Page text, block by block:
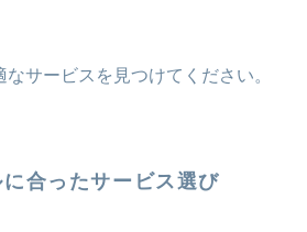
サービスを見つけてください。
合ったサービス選び